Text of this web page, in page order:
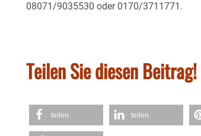
08071/9035530 oder 0170/3711771.
Teilen Sie diesen Beitrag!
teilen teilen